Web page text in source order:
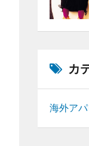
カ
海外ア